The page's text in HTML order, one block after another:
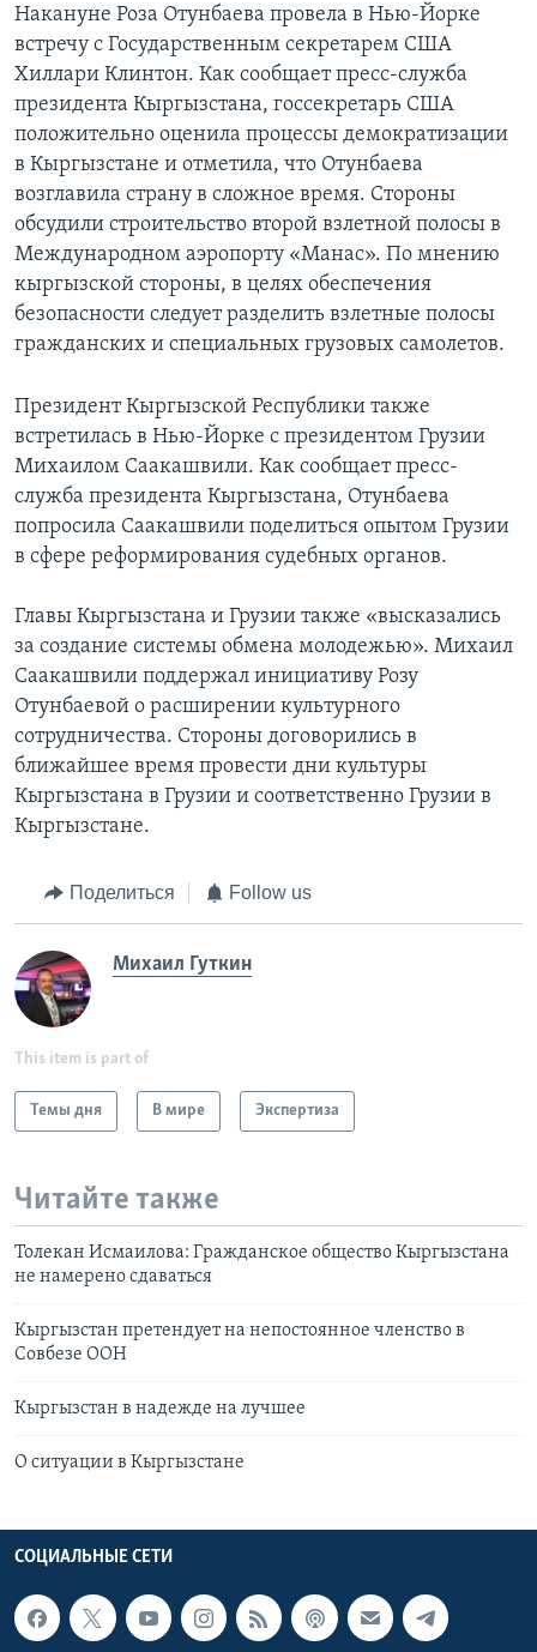
Накануне Роза Отунбаева провела в Нью-Йорке
встречу с Государственным секретарем США
Хиллари Клинтон. Как сообщает пресс-служба
президента Кыргызстана, госсекретарь США
положительно оценила процессы демократизации
в Кыргызстане и отметила, что Отунбаева
возглавила страну в сложное время. Стороны
обсудили строительство второй взлетной полосы в
Международном аэропорту «Манас». По мнению
кыргызской стороны, в целях обеспечения
безопасности следует разделить взлетные полосы
гражданских и специальных грузовых самолетов.
Президент Кыргызской Республики также
встретилась в Нью-Йорке с президентом Грузии
Михаилом Саакашвили. Как сообщает пресс-
служба президента Кыргызстана, Отунбаева
попросила Саакашвили поделиться опытом Грузии
в сфере реформирования судебных органов.
Главы Кыргызстана и Грузии также «высказались
за создание системы обмена молодежью». Михаил
Саакашвили поддержал инициативу Розу
Отунбаевой о расширении культурного
сотрудничества. Стороны договорились в
ближайшее время провести дни культуры
Кыргызстана в Грузии и соответственно Грузии в
Кыргызстане.
Поделиться Follow us
Михаил Гуткин
This item is part of
Темы дня В мире Экспертиза
Читайте также
Толекан Исмаилова: Гражданское общество Кыргызстана
не намерено сдаваться
Кыргызстан претендует на непостоянное членство в
Совбезе ООН
Кыргызстан в надежде на лучшее
О ситуации в Кыргызстане
СОЦИАЛЬНЫЕ СЕТИ